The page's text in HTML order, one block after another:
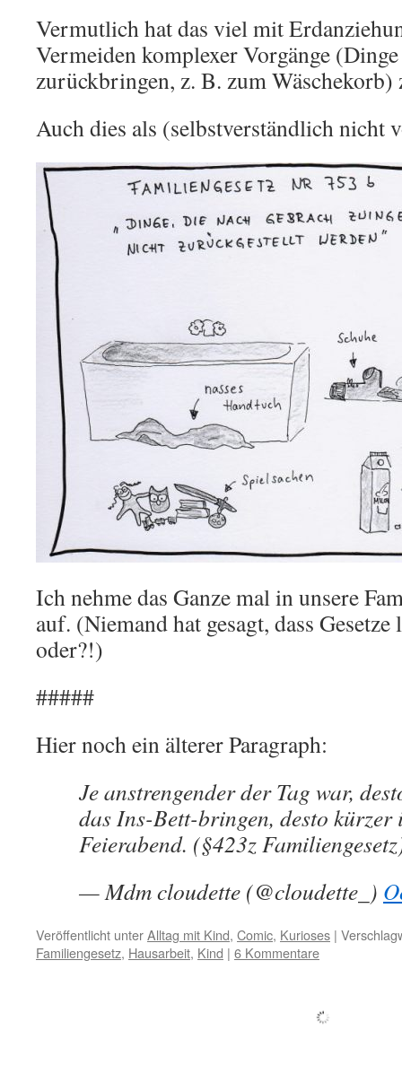
Vermutlich hat das viel mit
Vermeiden komplexer Vorgänge
zurückbringen, z. B. zum Wäschekorb)
Auch dies als (selbstverständlich nicht
Ich nehme das Ganze mal in unsere
auf. (Niemand hat gesagt, dass
oder?!)
#####
Hier noch ein älterer Paragraph:
Je anstrengender der Tag war,
das Ins-Bett-bringen, desto kürzer
Feierabend. (§423z
— Mdm cloudette (@cloudette_)
Veröffentlicht unterAlltag mit Kind, Comic, Kurioses |
Familiengesetz, Hausarbeit, Kind | 6 Kommentare